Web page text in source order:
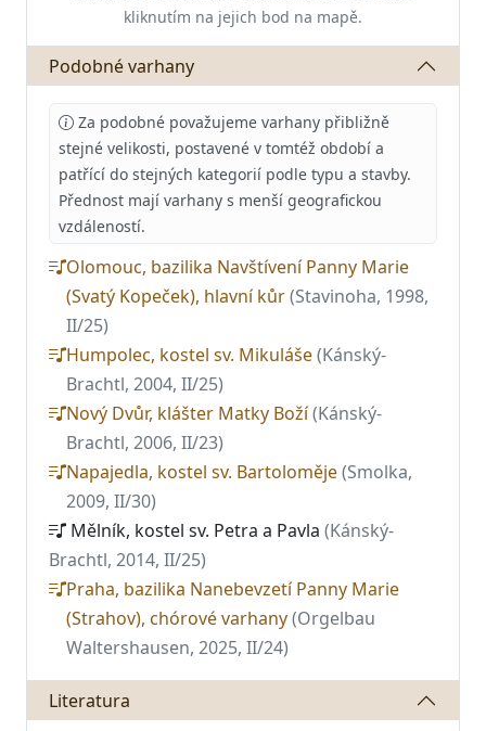
kliknutím na jejich bod na mapě.
Podobné varhany
Za podobné považujeme varhany přibližně
stejné velikosti, postavené v tomtéž období a
patřící do stejných kategorií podle typu a stavby.
Přednost mají varhany s menší geografickou
vzdáleností.
Olomouc, bazilika Navštívení Panny Marie
(Svatý Kopeček), hlavní kůr(Stavinoha, 1998,
II/25)
Humpolec, kostel sv. Mikuláše(Kánský-
Brachtl, 2004, II/25)
Nový Dvůr, klášter Matky Boží(Kánský-
Brachtl, 2006, II/23)
Napajedla, kostel sv. Bartoloměje(Smolka,
2009, II/30)
Mělník, kostel sv. Petra a Pavla (Kánský-
Brachtl, 2014, II/25)
Praha, bazilika Nanebevzetí Panny Marie
(Strahov), chórové varhany(Orgelbau
Waltershausen, 2025, II/24)
Literatura